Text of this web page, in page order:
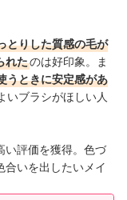
とりした質感の毛が
れたのは好印象。ま
うときに安定感があ
いブラシがほしい人
い評価を獲得。色づ
合いを出したいメイ